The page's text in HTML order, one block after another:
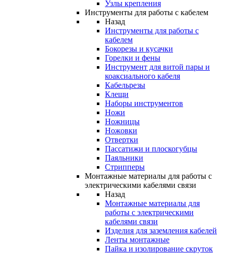
Узлы крепления
Инструменты для работы с кабелем
Назад
Инструменты для работы с
кабелем
Бокорезы и кусачки
Горелки и фены
Инструмент для витой пары и
коаксиального кабеля
Кабельрезы
Клещи
Наборы инструментов
Ножи
Ножницы
Ножовки
Отвертки
Пассатижи и плоскогубцы
Паяльники
Стрипперы
Монтажные материалы для работы с
электрическими кабелями связи
Назад
Монтажные материалы для
работы с электрическими
кабелями связи
Изделия для заземления кабелей
Ленты монтажные
Пайка и изолирование скруток